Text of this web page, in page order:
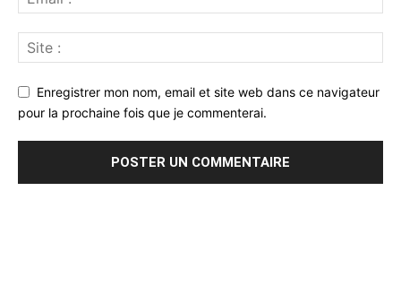
Enregistrer mon nom, email et site web dans ce navigateur
pour la prochaine fois que je commenterai.